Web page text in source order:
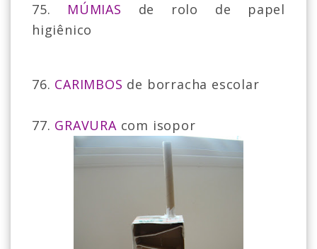
75. MÚMIAS de rolo de papel
higiênico
76. CARIMBOS de borracha escolar
77. GRAVURAcom isopor